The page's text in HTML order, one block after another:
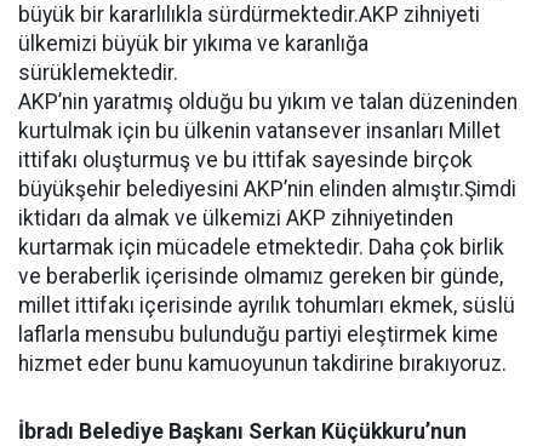
büyük bir kararlılıkla sürdürmektedir.AKP zihniyeti
ülkemizi büyük bir yıkıma ve karanlığa
sürüklemektedir.
AKP’nin yaratmış olduğu bu yıkım ve talan düzeninden
kurtulmak için bu ülkenin vatansever insanları Millet
ittifakı oluşturmuş ve bu ittifak sayesinde birçok
büyükşehir belediyesini AKP’nin elinden almıştır.Şimdi
iktidarı da almak ve ülkemizi AKP zihniyetinden
kurtarmak için mücadele etmektedir. Daha çok birlik
ve beraberlik içerisinde olmamız gereken bir günde,
millet ittifakı içerisinde ayrılık tohumları ekmek, süslü
laflarla mensubu bulunduğu partiyi eleştirmek kime
hizmet eder bunu kamuoyunun takdirine bırakıyoruz.
İbradı Belediye Başkanı Serkan Küçükkuru’nun